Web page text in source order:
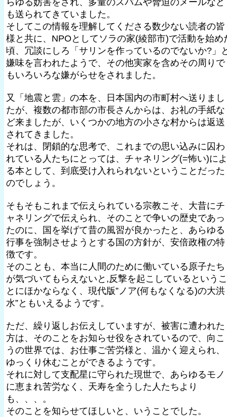
らゆる妨害をされ、多量のスパムや脅迫のメールなど
も送られてきていました。
そしてこの情報を理解してくださる数少ない読者の皆
様と共に、NPOとしてソラの家(綾部市)で活動を始め
頃、冗談にしろ「サリンを作っているのでないか?」
嫌味を言われたようで、その他実家を含めその周りで
もいろいろな嫌がらせをされました。
又「地震と雲」の本を、日本国内の市町村へ送りまし
たが、複数の都市部の市長さんからは、お礼の手紙な
ど来ましたが、いくつかの地方の小さな村からは返送
されてきました。
それは、閉鎖的な思考で、これまでの思い込みに囚わ
れている人たちにとっては、チャネリング(=怖い)によ
る本として、到底受け入れられないということだった
のでしょう。
そもそもこれまで伝えられている宗教こそ、大昔にチ
ャネリングで伝えられ、そのことで争いの歴史であっ
たのに、国を挙げて昔の風習が良かったと、あらゆる
行事を強制させようとする国の方針が、安倍政権の特
徴です。
そのことも、本当に人間のために働いている原子たち
が気づいてもらえないと,反撃を起こしているというこ
とにほかならなく、現代版”ノア(何もなくなる)の大洪
水”ともいえるようです。
ただ、繰り返しお伝えしていますが、被害に遭われた
方は、そのことをお知らせ役をされているので、向こ
うの世界では、お仕事ご苦労様と、温かく迎えられ、
ゆっくり休むことができるようです。
それに対して支配星に守られた現世で、あらゆるモノ
に恵まれ苦労なく、天寿を全うした人たちより
も、、、。
そのことを知らせてほしいと、いうことでした。